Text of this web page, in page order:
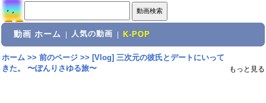
動画 ホーム 人気の動画 K-POP
ホーム>> 前のページ>> [Vlog] 三次元の彼氏とデートにいって
きた。 〜ぽんりさゆる旅〜
もっと見る